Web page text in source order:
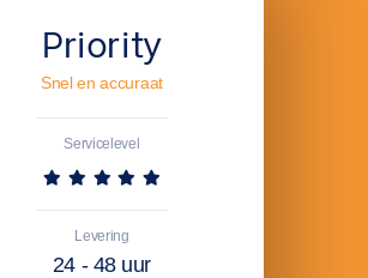
Priority
Snel en accuraat
Servicelevel
Levering
24 - 48 uur